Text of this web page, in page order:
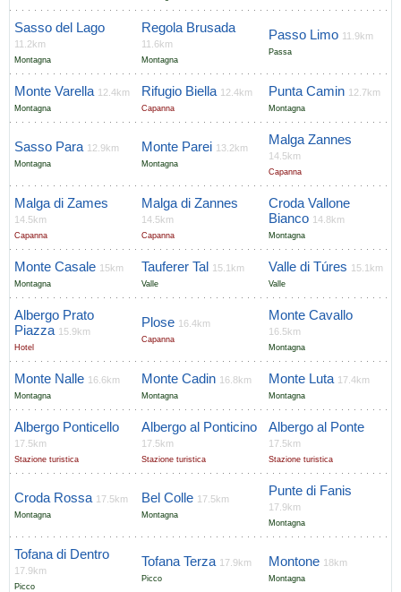
Sasso del Lago
11.2km
Montagna
Regola Brusada
11.6km
Montagna
Passo Limo 11.9km
Passa
Monte Varella 12.4km
Montagna
Rifugio Biella 12.4km
Capanna
Punta Camin 12.7km
Montagna
Sasso Para 12.9km
Montagna
Monte Parei 13.2km
Montagna
Malga Zannes
14.5km
Capanna
Malga di Zames
14.5km
Capanna
Malga di Zannes
14.5km
Capanna
Croda Vallone
Bianco 14.8km
Montagna
Monte Casale 15km
Montagna
Tauferer Tal 15.1km
Valle
Valle di Túres 15.1km
Valle
Albergo Prato
Piazza 15.9km
Hotel
Plose 16.4km
Capanna
Monte Cavallo
16.5km
Montagna
Monte Nalle 16.6km
Montagna
Monte Cadin 16.8km
Montagna
Monte Luta 17.4km
Montagna
Albergo Ponticello
17.5km
Stazione turistica
Albergo al Ponticino
17.5km
Stazione turistica
Albergo al Ponte
17.5km
Stazione turistica
Croda Rossa 17.5km
Montagna
Bel Colle 17.5km
Montagna
Punte di Fanis
17.9km
Montagna
Tofana di Dentro
17.9km
Picco
Tofana Terza 17.9km
Picco
Montone 18km
Montagna